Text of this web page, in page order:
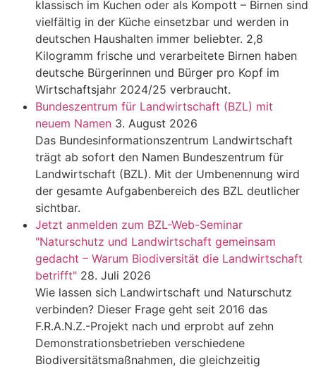
klassisch im Kuchen oder als Kompott – Birnen sind
vielfältig in der Küche einsetzbar und werden in
deutschen Haushalten immer beliebter. 2,8
Kilogramm frische und verarbeitete Birnen haben
deutsche Bürgerinnen und Bürger pro Kopf im
Wirtschaftsjahr 2024/25 verbraucht.
Bundeszentrum für Landwirtschaft (BZL) mit
neuem Namen 3. August 2026
Das Bundesinformationszentrum Landwirtschaft
trägt ab sofort den Namen Bundeszentrum für
Landwirtschaft (BZL). Mit der Umbenennung wird
der gesamte Aufgabenbereich des BZL deutlicher
sichtbar.
Jetzt anmelden zum BZL-Web-Seminar
"Naturschutz und Landwirtschaft gemeinsam
gedacht – Warum Biodiversität die Landwirtschaft
betrifft" 28. Juli 2026
Wie lassen sich Landwirtschaft und Naturschutz
verbinden? Dieser Frage geht seit 2016 das
F.R.A.N.Z.-Projekt nach und erprobt auf zehn
Demonstrationsbetrieben verschiedene
Biodiversitätsmaßnahmen, die gleichzeitig